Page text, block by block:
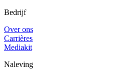
Bedrijf
Over ons
Carrières
Mediakit
Naleving